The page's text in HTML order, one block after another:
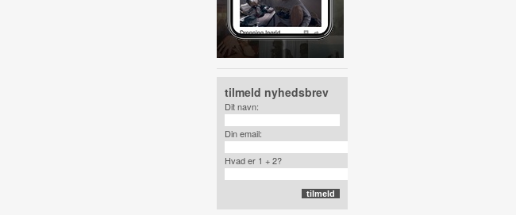
tilmeld nyhedsbrev
Dit navn:
Din email:
Hvad er 1 + 2?